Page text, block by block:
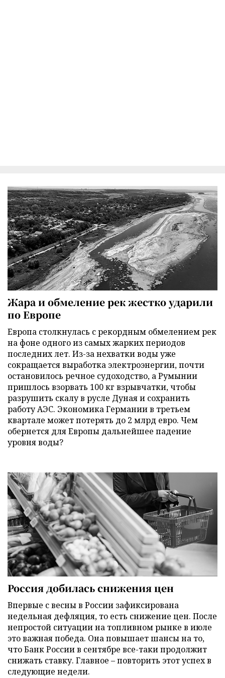
Жара и обмеление рек жестко ударили
по Европе
Европа столкнулась с рекордным обмелением рек
на фоне одного из самых жарких периодов
последних лет. Из-за нехватки воды уже
сокращается выработка электроэнергии, почти
остановилось речное судоходство, а Румынии
пришлось взорвать 100 кг взрывчатки, чтобы
разрушить скалу в русле Дуная и сохранить
работу АЭС. Экономика Германии в третьем
квартале может потерять до 2 млрд евро. Чем
обернется для Европы дальнейшее падение
уровня воды?
Россия добилась снижения цен
Впервые с весны в России зафиксирована
недельная дефляция, то есть снижение цен. После
непростой ситуации на топливном рынке в июле
это важная победа. Она повышает шансы на то,
что Банк России в сентябре все-таки продолжит
снижать ставку. Главное – повторить этот успех в
следующие недели.